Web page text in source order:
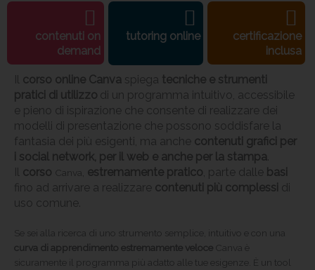
contenuti on
demand
tutoring online
certificazione
inclusa
Il corso online Canva spiega tecniche e strumenti
pratici di utilizzo di un programma intuitivo, accessibile
e pieno di ispirazione che consente di realizzare dei
modelli di presentazione che possono soddisfare la
fantasia dei più esigenti, ma anche contenuti grafici per
i social network, per il web e anche per la stampa.
Il corso Canva, estremamente pratico, parte dalle basi
fino ad arrivare a realizzare contenuti più complessi di
uso comune.
Se sei alla ricerca di uno strumento semplice, intuitivo e con una
curva di apprendimento estremamente veloce Canva è
sicuramente il programma più adatto alle tue esigenze. È un tool